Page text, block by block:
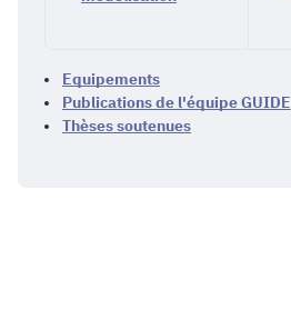
Equipements
Publications de l'équipe GUIDE
Thèses soutenues